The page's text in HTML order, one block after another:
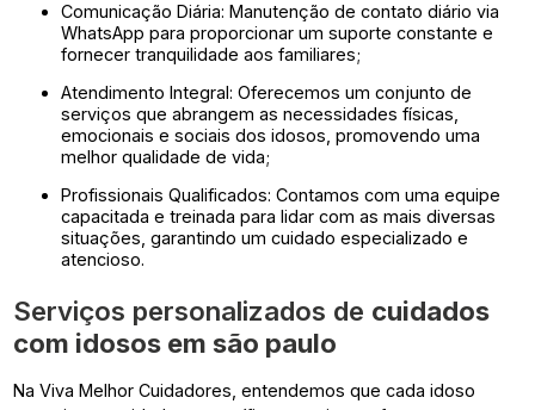
Comunicação Diária: Manutenção de contato diário via
WhatsApp para proporcionar um suporte constante e
fornecer tranquilidade aos familiares;
Atendimento Integral: Oferecemos um conjunto de
serviços que abrangem as necessidades físicas,
emocionais e sociais dos idosos, promovendo uma
melhor qualidade de vida;
Profissionais Qualificados: Contamos com uma equipe
capacitada e treinada para lidar com as mais diversas
situações, garantindo um cuidado especializado e
atencioso.
Serviços personalizados de cuidados
com idosos em são paulo
Na Viva Melhor Cuidadores, entendemos que cada idoso